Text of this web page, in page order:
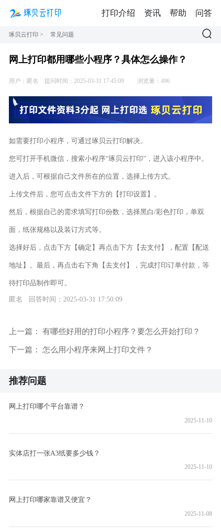
琢贝云打印 > 常见问题
网上打印都用哪些小程序？具体怎么操作？
用户：匿名 提问时间：2025-03-31 17:45:09 浏览量：496
如需要打印小程序，可通过琢贝云打印解决。
您可打开手机微信，搜索小程序“琢贝云打印”，进入该小程序中。
进入后，可根据自己文件所在的位置，选择上传方式。
上传文件后，您可点击文件下方的【打印设置】。
然后，根据自己的需求填写打印份数，选择黑白/彩色打印，单双
面，纸张规格以及装订方式等。
选择好后，点击下方【确定】再点击下方【去支付】，配置【配送
地址】。最后，再点击右下角【去支付】，完成打印订单付款，等
待打印品制作即可。
匿名 回答时间：2025-03-31 17:50:09
上一篇： 有哪些好用的打印小程序？要怎么开始打印？
下一篇： 怎么用小程序来网上打印文件？
推荐问题
网上打印哪个平台靠谱？
2025-11-10
实体店打一张A3纸要多少钱？
2025-11-10
网上打印哪家靠谱又便宜？
2025-11-08
打印介绍 资讯 帮助 问答